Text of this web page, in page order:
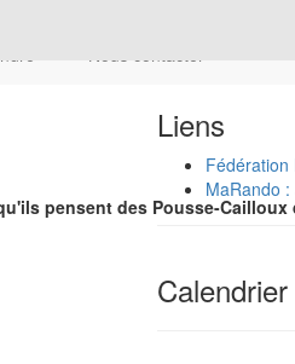
Nous contacter
pensent des Pousse-Cailloux
Liens
MaRando
Calendrier